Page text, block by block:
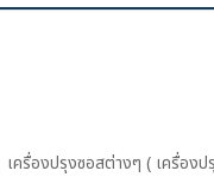
เครื่องปรุงซอสต่างๆ ( เครื่อง